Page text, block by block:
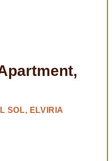
SOL, ELVIRIA